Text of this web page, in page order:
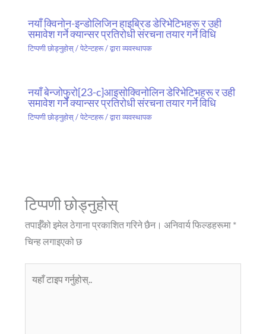
नयाँ क्विनोन-इन्डोलिजिन हाइब्रिड डेरिभेटिभहरू र उही
समावेश गर्ने क्यान्सर प्रतिरोधी संरचना तयार गर्ने विधि
टिप्पणी छोड्नुहोस्/पेटेन्टहरू/ द्वाराव्यवस्थापक
नयाँ बेन्जोफुरो[23-c]आइसोक्विनोलिन डेरिभेटिभहरू र उही
समावेश गर्ने क्यान्सर प्रतिरोधी संरचना तयार गर्ने विधि
टिप्पणी छोड्नुहोस्/पेटेन्टहरू/ द्वाराव्यवस्थापक
टिप्पणी छोड्नुहोस्
तपाईँको इमेल ठेगाना प्रकाशित गरिने छैन। अनिवार्य फिल्डहरूमा *
चिन्ह लगाइएको छ